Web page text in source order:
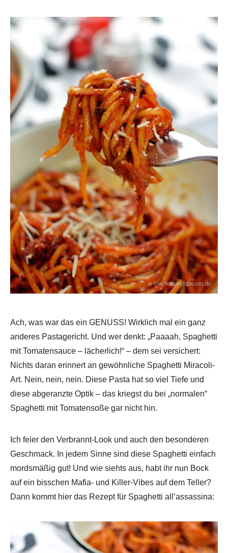
Ach, was war das ein GENUSS! Wirklich mal ein ganz
anderes Pastagericht. Und wer denkt: „Paaaah, Spaghetti
mit Tomatensauce – lächerlich!“ – dem sei versichert:
Nichts daran erinnert an gewöhnliche Spaghetti Miracoli-
Art. Nein, nein, nein. Diese Pasta hat so viel Tiefe und
diese abgeranzte Optik – das kriegst du bei „normalen“
Spaghetti mit Tomatensoße gar nicht hin.
Ich feier den Verbrannt-Look und auch den besonderen
Geschmack. In jedem Sinne sind diese Spaghetti einfach
mordsmäßig gut! Und wie siehts aus, habt ihr nun Bock
auf ein bisschen Mafia- und Killer-Vibes auf dem Teller?
Dann kommt hier das Rezept für Spaghetti all’assassina: